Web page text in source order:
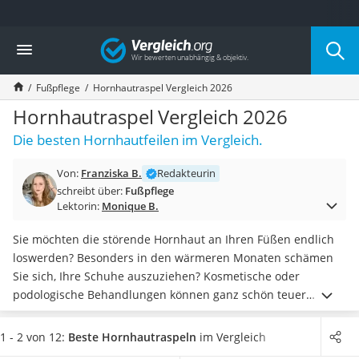
Die beliebtesten Vergleiche nach Kategorie
Drogerie
Inhalator
Haarschneider
Rollator
Braun Rasierer
Katzenklappe (Chip)
Masturbator
Massagepistole
Reisehaartrockner
Eiweißpulver
Magnesiumpräparat
Katzenklappe
Nackenmassagegerät
Zeckenschutz Katze
Vergleich
Fußpflege Hornhautraspel Vergleich 2026
Hornhautraspel Vergleich 2026
Die besten Hornhautfeilen im Vergleich.
Von: Franziska B.
Redakteurin
schreibt über: Fußpflege
Lektorin: Monique B.
Sie möchten die störende Hornhaut an Ihren Füßen endlich
loswerden? Besonders in den wärmeren Monaten schämen
Sie sich, Ihre Schuhe auszuziehen? Kosmetische oder
podologische Behandlungen können ganz schön teuer
werden. Eine Hornhautraspel, die ganz ohne Batterien oder
Akku funktioniert, ist die perfekte Wahl für die
1 - 2 von 12: Beste Hornhautraspeln im Vergleich